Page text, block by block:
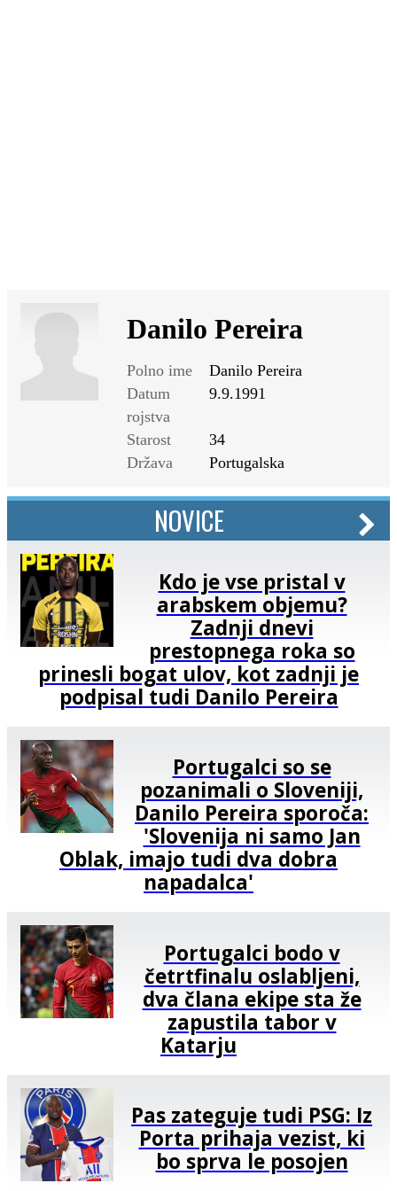
Danilo Pereira
Polno ime
Danilo Pereira
Datum
rojstva
9.9.1991
Starost
34
Država
Portugalska
NOVICE
Kdo je vse pristal v
arabskem objemu?
Zadnji dnevi
prestopnega roka so
prinesli bogat ulov, kot zadnji je
podpisal tudi Danilo Pereira
Portugalci so se
pozanimali o Sloveniji,
Danilo Pereira sporoča:
'Slovenija ni samo Jan
Oblak, imajo tudi dva dobra
napadalca'
Portugalci bodo v
četrtfinalu oslabljeni,
dva člana ekipe sta že
zapustila tabor v
Katarju
Pas zateguje tudi PSG: Iz
Porta prihaja vezist, ki
bo sprva le posojen